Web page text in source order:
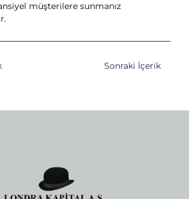
müşterilere sunmanız
Sonraki İçerik